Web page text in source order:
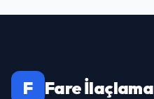
F Fare İlaçlama